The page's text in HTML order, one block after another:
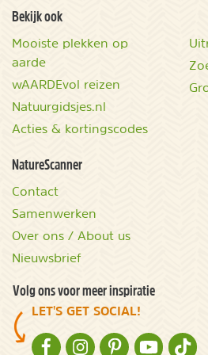
Bekijk ook
Mooiste plekken op
aarde
wAARDEvol reizen
Natuurgidsjes.nl
Acties & kortingscodes
NatureScanner
Contact
Samenwerken
Over ons / About us
Nieuwsbrief
Volg ons voor meer inspiratie
LET'S GET SOCIAL!
NATURESCANNER OP FACEBOOK
NATURESCANNER OP
NATURESCANNER